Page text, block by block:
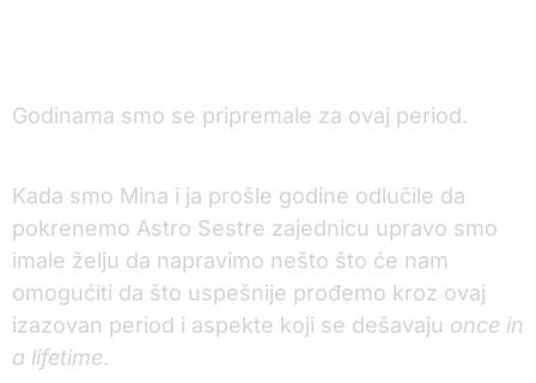
Godinama smo se pripremale za ovaj period.
Kada smo Mina i ja prošle godine odlučile da
pokrenemo Astro Sestre zajednicu upravo smo
imale želju da napravimo nešto što će nam
omogućiti da što uspešnije prođemo kroz ovaj
izazovan period i aspekte koji se dešavaju once in
a lifetime.